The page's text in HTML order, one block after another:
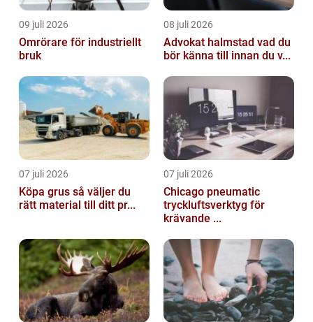
09 juli 2026
Omrörare för industriellt
bruk
08 juli 2026
Advokat halmstad vad du
bör känna till innan du v...
07 juli 2026
Köpa grus så väljer du
rätt material till ditt pr...
07 juli 2026
Chicago pneumatic
tryckluftsverktyg för
krävande ...